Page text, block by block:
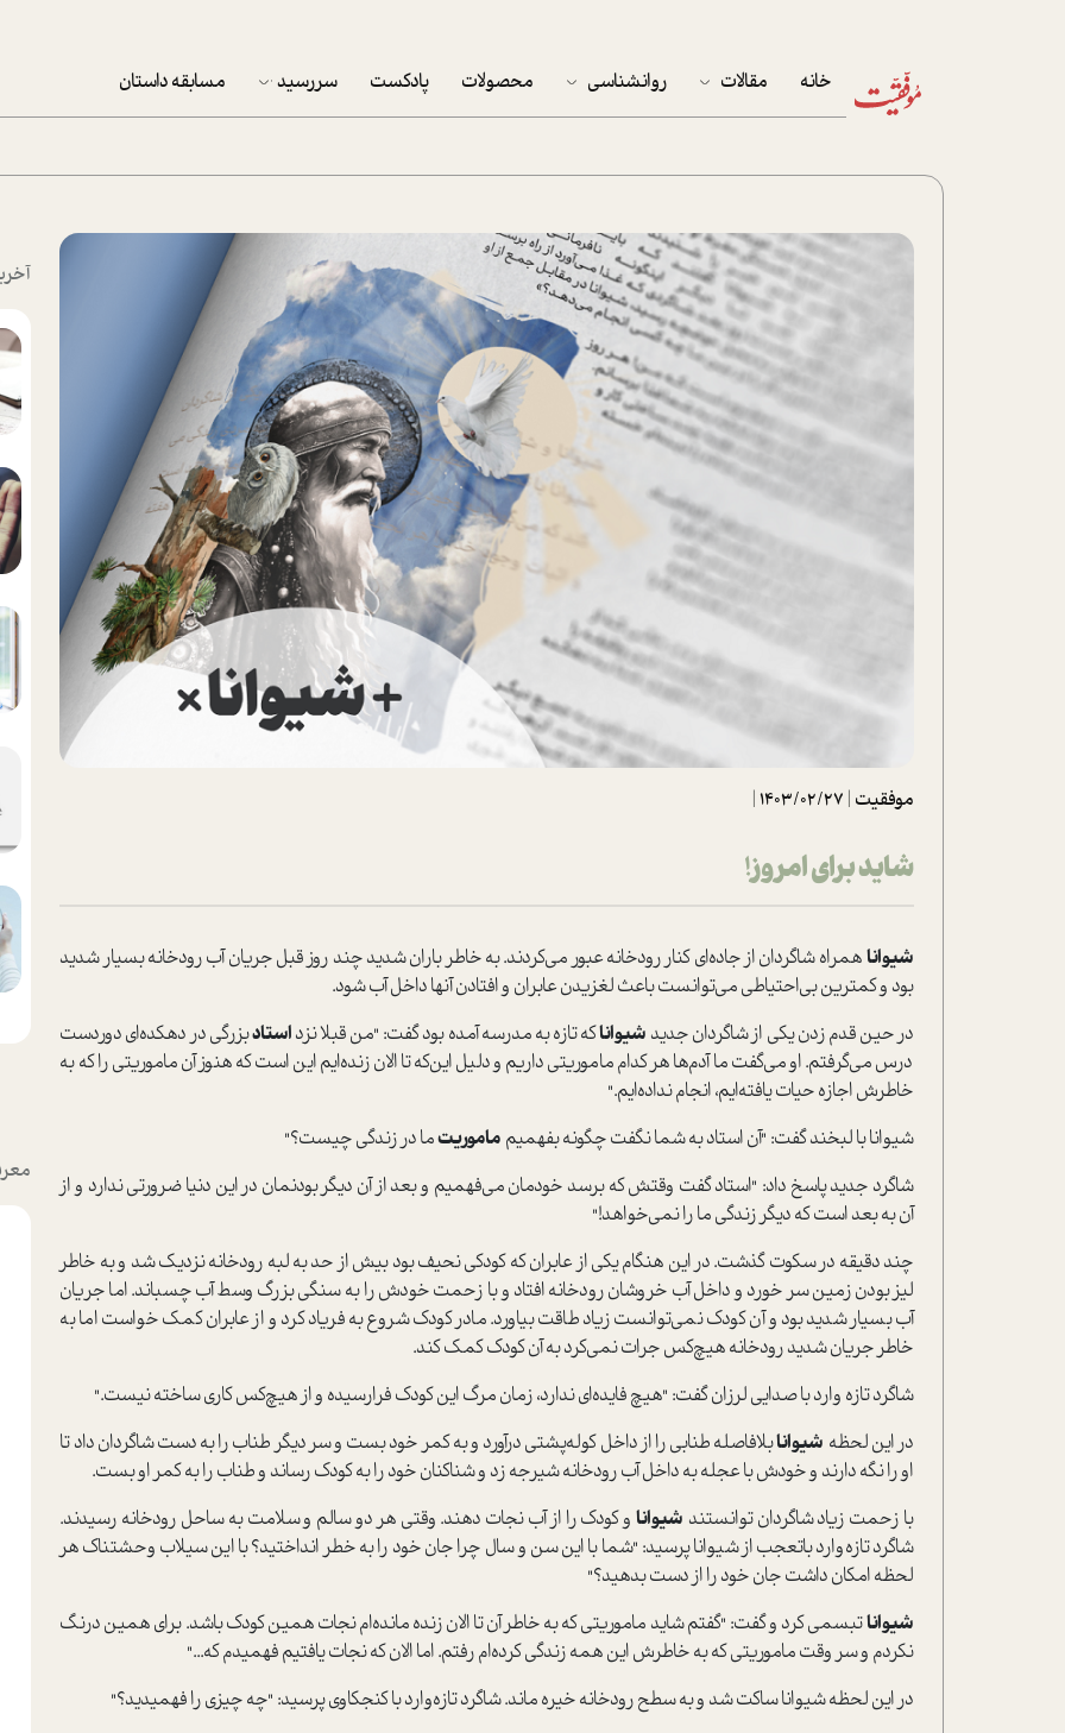
خانه مقالات
پرونده ویژه
زندگی
نوجوان
کار
پلاس
تحلیل فیلم
داستان
روانشناسی محصولات پادکست سررسید
پکيج نوروزي موفقيت
تقویم رومیزی
تقویم دیواری
مسابقه داستان
موفقیت |
1403/02/27
|
شاید برای امروز!
شیواناهمراه شاگردان از جاده‌ای کنار رودخانه عبور می‌کردند. به خاطر باران شدید چند روز قبل جریان آب رودخانه بسیار شدید
بود و کمترین بی‌احتیاطی می‌توانست باعث لغزیدن عابران و افتادن آنها داخل آب شود.
در حین قدم زدن یکی از شاگردان جدید شیواناکه تازه به مدرسه آمده بود گفت: "من قبلا نزداستادبزرگی در دهکده‌ای دوردست
درس می‌گرفتم. او می‌گفت ما آدم‌ها هر کدام ماموریتی داریم و دلیل این‌که تا الان زنده‌ایم این است که هنوز آن ماموریتی را که به
خاطرش اجازه حیات یافته‌ایم، انجام نداده‌ایم."
شیوانا با لبخند گفت: "آن استاد به شما نگفت چگونه بفهمیم ماموریتما در زندگی چیست؟"
شاگرد جدید پاسخ داد: "استاد گفت وقتش که برسد خودمان می‌فهمیم و بعد از آن دیگر بودنمان در این دنیا ضرورتی ندارد و از
آن به بعد است که دیگر زندگی ما را نمی‌خواهد!"
چند دقیقه در سکوت گذشت. در این هنگام یکی از عابران که کودکی نحیف بود بیش از حد به لبه رودخانه نزدیک شد و به خاطر
لیز بودن زمین سر خورد و داخل آب خروشان رودخانه افتاد و با زحمت خودش را به سنگی بزرگ وسط آب چسباند. اما جریان
آب بسیار شدید بود و آن کودک نمی‌توانست زیاد طاقت بياورد. مادر کودک شروع به فریاد کرد و از عابران کمک خواست اما به
خاطر جریان شدید رودخانه هیچ‌کس جرات نمی‌کرد به آن کودک کمک کند.
شاگرد تازه‌ وارد با صدایی لرزان گفت: "هیچ فایده‌ای ندارد، زمان مرگ این کودک فرارسیده و از هیچ‌کس کاری ساخته نیست."
در این لحظه شیوانابلافاصله طنابی را از داخل کوله‌پشتی درآورد و به کمر خود بست و سر دیگر طناب را به دست شاگردان داد تا
او را نگه دارند و خودش با عجله به داخل آب رودخانه شیرجه زد و شناکنان خود را به کودک رساند و طناب را به کمر او بست.
با زحمت زیاد شاگردان توانستند شیوانا و کودک را از آب نجات دهند. وقتی هر دو سالم و سلامت به ساحل رودخانه رسیدند.
شاگرد تازه‌وارد باتعجب از شیوانا پرسید: "شما با این سن و سال چرا جان خود را به خطر انداختید؟ با این سیلاب وحشتناک هر
لحظه امکان داشت جان خود را از دست بدهید؟"
شیواناتبسمی کرد و گفت: "گفتم شاید ماموریتی که به خاطر آن تا الان زنده مانده‌ام نجات همین کودک باشد. برای همین درنگ
نکردم و سر وقت ماموریتی که به خاطرش این همه زندگی کرده‌ام رفتم. اما الان که نجات یافتیم فهمیدم که..."
در این لحظه شیوانا ساکت شد و به سطح رودخانه خیره ماند. شاگرد تازه‌وارد با کنجکاوی پرسید: "چه چیزی را فهمیدید؟"